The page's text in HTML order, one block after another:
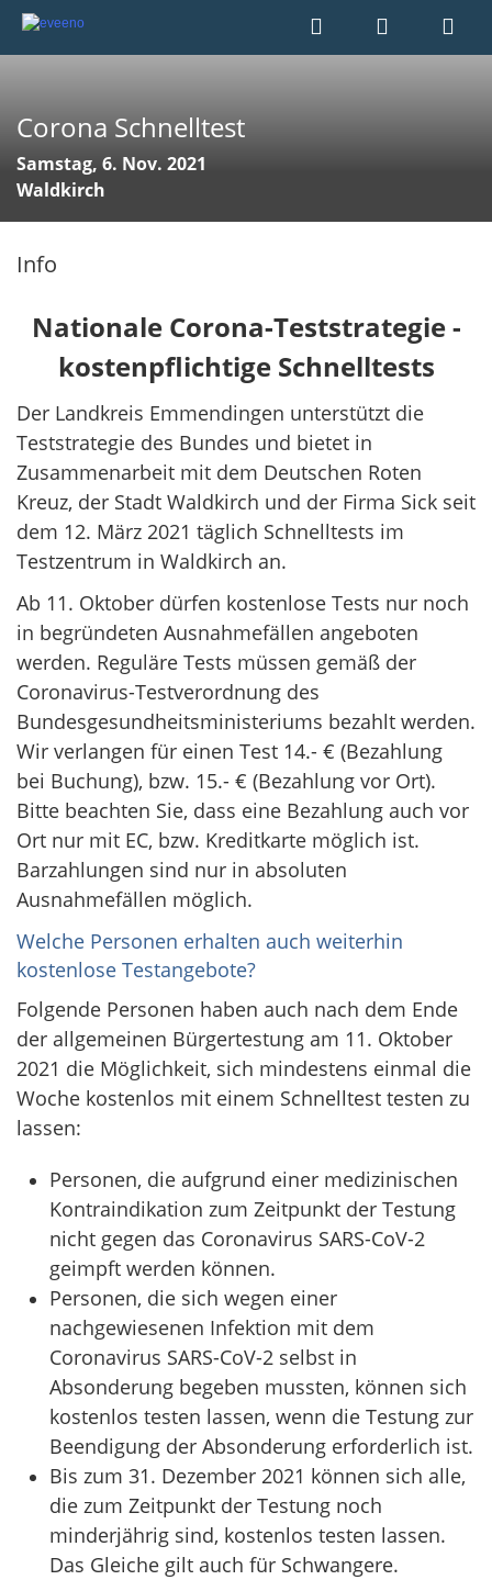
Corona Schnelltest
Samstag, 6. Nov. 2021
Waldkirch
Info
Nationale Corona-Teststrategie -
kostenpflichtige Schnelltests
Der Landkreis Emmendingen unterstützt die
Teststrategie des Bundes und bietet in
Zusammenarbeit mit dem Deutschen Roten
Kreuz, der Stadt Waldkirch und der Firma Sick seit
dem 12. März 2021 täglich Schnelltests im
Testzentrum in Waldkirch an.
Ab 11. Oktober dürfen kostenlose Tests nur noch
in begründeten Ausnahmefällen angeboten
werden. Reguläre Tests müssen gemäß der
Coronavirus-Testverordnung des
Bundesgesundheitsministeriums bezahlt werden.
Wir verlangen für einen Test 14.- € (Bezahlung
bei Buchung), bzw. 15.- € (Bezahlung vor Ort).
Bitte beachten Sie, dass eine Bezahlung auch vor
Ort nur mit EC, bzw. Kreditkarte möglich ist.
Barzahlungen sind nur in absoluten
Ausnahmefällen möglich.
Welche Personen erhalten auch weiterhin
kostenlose Testangebote?
Folgende Personen haben auch nach dem Ende
der allgemeinen Bürgertestung am 11. Oktober
2021 die Möglichkeit, sich mindestens einmal die
Woche kostenlos mit einem Schnelltest testen zu
lassen:
Personen, die aufgrund einer medizinischen
Kontraindikation zum Zeitpunkt der Testung
nicht gegen das Coronavirus SARS-CoV-2
geimpft werden können.
Personen, die sich wegen einer
nachgewiesenen Infektion mit dem
Coronavirus SARS-CoV-2 selbst in
Absonderung begeben mussten, können sich
kostenlos testen lassen, wenn die Testung zur
Beendigung der Absonderung erforderlich ist.
Bis zum 31. Dezember 2021 können sich alle,
die zum Zeitpunkt der Testung noch
minderjährig sind, kostenlos testen lassen.
Das Gleiche gilt auch für Schwangere.